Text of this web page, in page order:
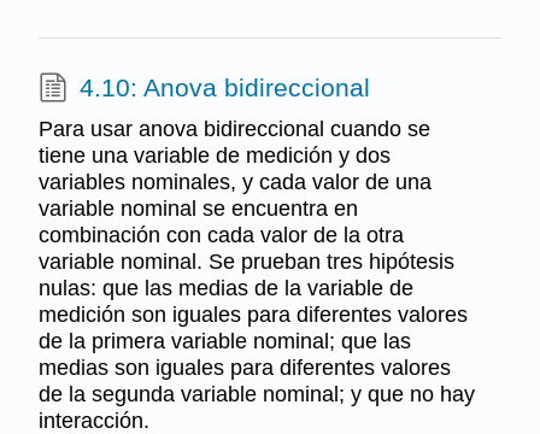
4.10: Anova bidireccional
Para usar anova bidireccional cuando se
tiene una variable de medición y dos
variables nominales, y cada valor de una
variable nominal se encuentra en
combinación con cada valor de la otra
variable nominal. Se prueban tres hipótesis
nulas: que las medias de la variable de
medición son iguales para diferentes valores
de la primera variable nominal; que las
medias son iguales para diferentes valores
de la segunda variable nominal; y que no hay
interacción.